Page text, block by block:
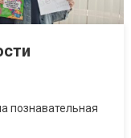
познавательная